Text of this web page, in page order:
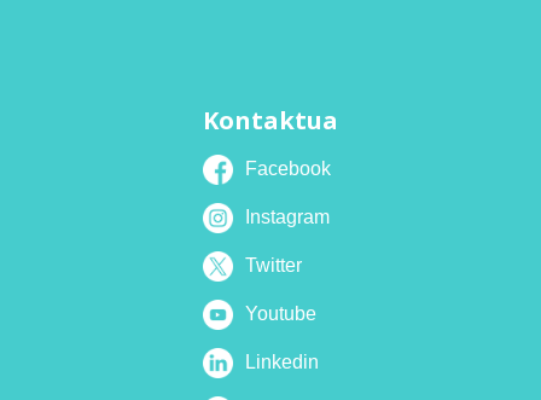
Kontaktua
Facebook
Instagram
Twitter
Youtube
Linkedin